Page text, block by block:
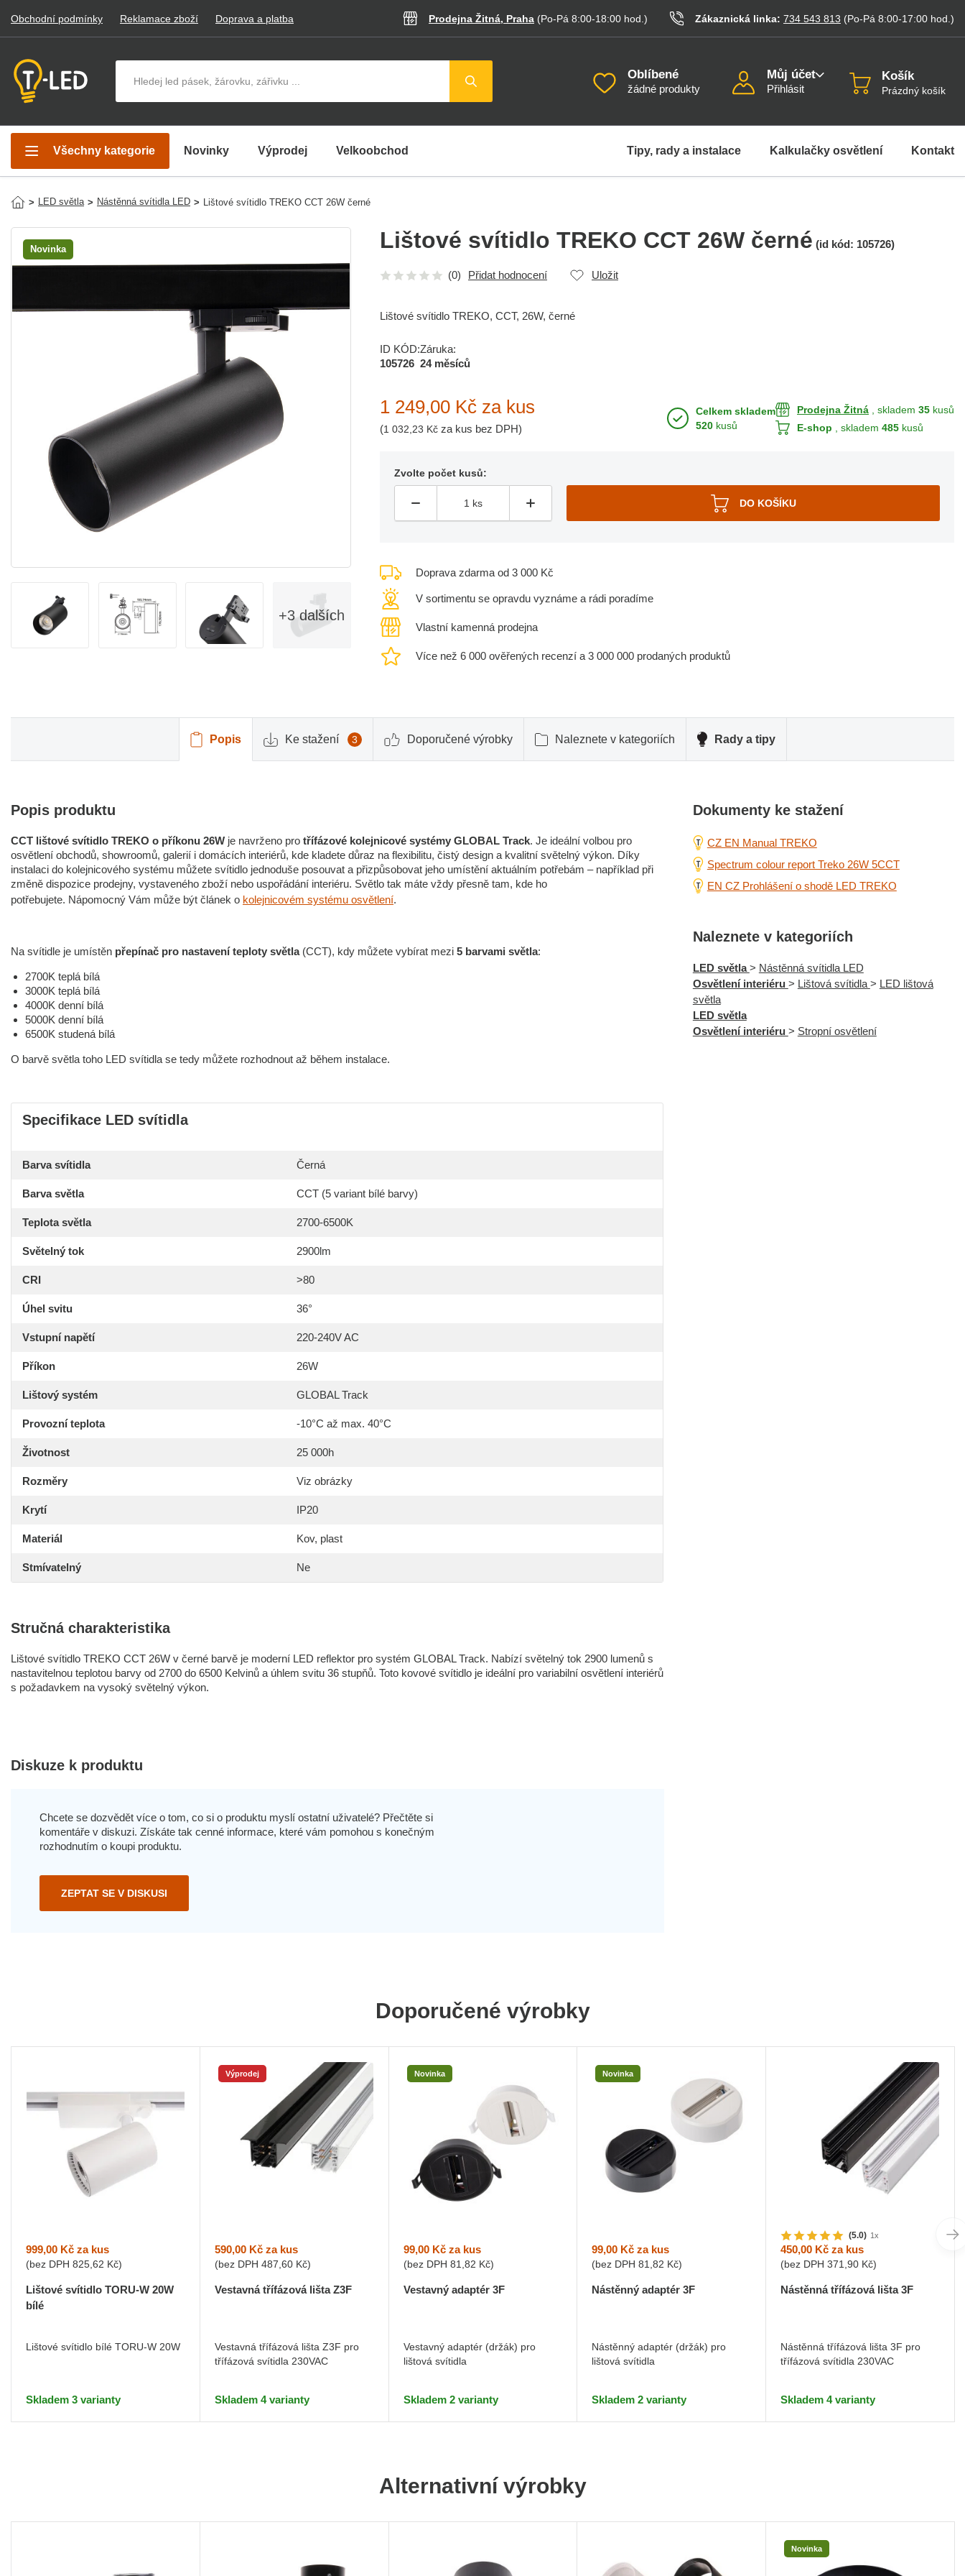
Obchodní podmínky Reklamace zboží Doprava a platba Prodejna Žitná, Praha (Po-Pá 8:00-18:00 hod. ) Zákaznická linka: 734 543 813 (Po-Pá 8:00-17:00 hod. )
Oblíbené
žádné produkty
Můj účet
Přihlásit
Košík
Prázdný košík
Všechny kategorie Novinky Výprodej Velkoobchod Tipy, rady a instalace Kalkulačky osvětlení Kontakt
> LED světla > Nástěnná svítidla LED > Lištové svítidlo TREKO CCT 26W černé
Novinka
+3 dalších
Lištové svítidlo TREKO CCT 26W černé (id kód: 105726)
(0) Přidat hodnocení Uložit
Lištové svítidlo TREKO, CCT, 26W, černé
ID KÓD:
105726
Záruka:
24 měsíců
1 249,00 Kč za kus
(1 032,23 Kč za kus bez DPH)
Celkem skladem
520 kusů
Prodejna Žitná , skladem 35 kusů
E-shop
, skladem 485 kusů
Zvolte počet kusů:
Doprava zdarma od 3 000 Kč
V sortimentu se opravdu vyznáme a rádi poradíme
Vlastní kamenná prodejna
Více než 6 000 ověřených recenzí a 3 000 000 prodaných produktů
Popis Ke stažení 3 Doporučené výrobky Naleznete v kategoriích Rady a tipy
Popis produktu
CCT lištové svítidlo TREKO o příkonu 26W je navrženo pro třífázové kolejnicové systémy GLOBAL Track. Je ideální volbou pro
osvětlení obchodů, showroomů, galerií i domácích interiérů, kde kladete důraz na flexibilitu, čistý design a kvalitní světelný výkon. Díky
instalaci do kolejnicového systému můžete svítidlo jednoduše posouvat a přizpůsobovat jeho umístění aktuálním potřebám – například při
změně dispozice prodejny, vystaveného zboží nebo uspořádání interiéru. Světlo tak máte vždy přesně tam, kde ho
potřebujete. Nápomocný Vám může být článek o kolejnicovém systému osvětlení.
Na svítidle je umístěn přepínač pro nastavení teploty světla(CCT), kdy můžete vybírat mezi 5 barvami světla:
2700K teplá bílá
3000K teplá bílá
4000K denní bílá
5000K denní bílá
6500K studená bílá
O barvě světla toho LED svítidla se tedy můžete rozhodnout až během instalace.
Specifikace LED svítidla
Barva svítidla Černá
Barva světla CCT (5 variant bílé barvy)
Teplota světla 2700-6500K
Světelný tok 2900lm
CRI >80
Úhel svitu 36°
Vstupní napětí 220-240V AC
Příkon 26W
Lištový systém GLOBAL Track
Provozní teplota -10°C až max. 40°C
Životnost 25 000h
Rozměry Viz obrázky
Krytí IP20
Materiál Kov, plast
Stmívatelný Ne
Stručná charakteristika
Lištové svítidlo TREKO CCT 26W v černé barvě je moderní LED reflektor pro systém GLOBAL Track. Nabízí světelný tok 2900 lumenů s
nastavitelnou teplotou barvy od 2700 do 6500 Kelvinů a úhlem svitu 36 stupňů. Toto kovové svítidlo je ideální pro variabilní osvětlení interiérů
s požadavkem na vysoký světelný výkon.
Diskuze k produktu
Chcete se dozvědět více o tom, co si o produktu myslí ostatní uživatelé? Přečtěte si
komentáře v diskuzi. Získáte tak cenné informace, které vám pomohou s konečným
rozhodnutím o koupi produktu.
ZEPTAT SE V DISKUSI
Dokumenty ke stažení
CZ EN Manual TREKO
Spectrum colour report Treko 26W 5CCT
EN CZ Prohlášení o shodě LED TREKO
Naleznete v kategoriích
LED světla> Nástěnná svítidla LED
Osvětlení interiéru > Lištová svítidla > LED lištová
světla
LED světla
Osvětlení interiéru > Stropní osvětlení
Doporučené výrobky
999,00 Kč za kus
(bez DPH 825,62 Kč)
Lištové svítidlo TORU-W 20W
bílé
Lištové svítidlo bílé TORU-W 20W
Skladem 3 varianty
Výprodej
590,00 Kčza kus
(bez DPH 487,60 Kč)
Vestavná třífázová lišta Z3F
Vestavná třífázová lišta Z3F pro
třífázová svítidla 230VAC
Skladem 4 varianty
Novinka
99,00 Kčza kus
(bez DPH 81,82 Kč)
Vestavný adaptér 3F
Vestavný adaptér (držák) pro
lištová svítidla
Skladem 2 varianty
Novinka
99,00 Kč za kus
(bez DPH81,82 Kč)
Nástěnný adaptér 3F
Nástěnný adaptér (držák) pro
lištová svítidla
Skladem 2 varianty
(5.0) 1x
450,00 Kč za kus
(bez DPH371,90 Kč)
Nástěnná třífázová lišta 3F
Nástěnná třífázová lišta 3F pro
třífázová svítidla 230VAC
Skladem 4 varianty
Alternativní výrobky
Novinka